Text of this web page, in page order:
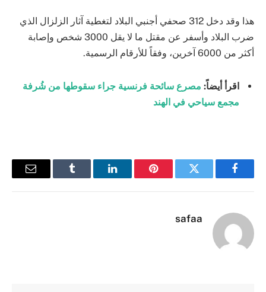
هذا وقد دخل 312 صحفي أجنبي البلاد لتغطية آثار الزلزال الذي
ضرب البلاد وأسفر عن مقتل ما لا يقل 3000 شخص وإصابة
أكثر من 6000 آخرين، وفقاً للأرقام الرسمية.
اقرأ أيضاً: مصرع سائحة فرنسية جراء سقوطها من شُرفة
مجمع سياحي في الهند
فيسبوك تويتر بينتيريستلينكدإن Tumblr
البريد
safaa